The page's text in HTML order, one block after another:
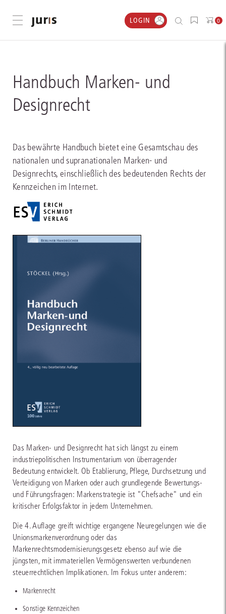
Menü öffnen LOGIN 0
Handbuch Marken- und
Designrecht
Das bewährte Handbuch bietet eine Gesamtschau des
nationalen und supranationalen Marken- und
Designrechts, einschließlich des bedeutenden Rechts der
Kennzeichen im Internet.
Das Marken- und Designrecht hat sich längst zu einem
industriepolitischen Instrumentarium von überragender
Bedeutung entwickelt. Ob Etablierung, Pflege, Durchsetzung und
Verteidigung von Marken oder auch grundlegende Bewertungs-
und Führungsfragen: Markenstrategie ist "Chefsache" und ein
kritischer Erfolgsfaktor in jedem Unternehmen.
Die 4. Auflage greift wichtige ergangene Neuregelungen wie die
Unionsmarkenverordnung oder das
Markenrechtsmodernisierungsgesetz ebenso auf wie die
jüngsten, mit immateriellen Vermögenswerten verbundenen
steuerrechtlichen Implikationen. Im Fokus unter anderem:
Markenrecht
Sonstige Kennzeichen